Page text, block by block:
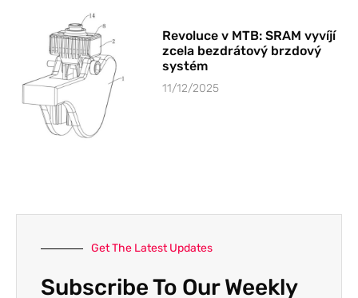
Revoluce v MTB: SRAM vyvíjí
zcela bezdrátový brzdový
systém
11/12/2025
Get The Latest Updates
Subscribe To Our Weekly